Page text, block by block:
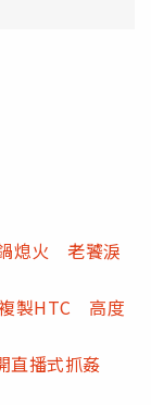
熄火 老饕淚
製HTC 高度
直播式抓姦